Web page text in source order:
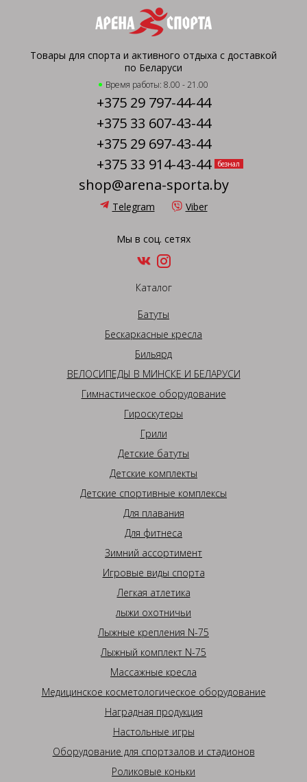
Товары для спорта и активного отдыха с доставкой
по Беларуси
Время работы: 8.00 - 21.00
+375 29 797-44-44
+375 33 607-43-44
+375 29 697-43-44
+375 33 914-43-44
безнал
shop@arena-sporta.by
Telegram Viber
Мы в соц. сетях
Каталог
Батуты
Бескаркасные кресла
Бильярд
ВЕЛОСИПЕДЫ В МИНСКЕ И БЕЛАРУСИ
Гимнастическое оборудование
Гироскутеры
Грили
Детские батуты
Детские комплекты
Детские спортивные комплексы
Для плавания
Для фитнеса
Зимний ассортимент
Игровые виды спорта
Легкая атлетика
лыжи охотничьи
Лыжные крепления N-75
Лыжный комплект N-75
Массажные кресла
Медицинское косметологическое оборудование
Наградная продукция
Настольные игры
Оборудование для спортзалов и стадионов
Роликовые коньки